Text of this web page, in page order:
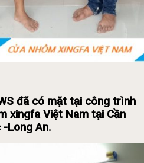
đã có mặt tại công trình
xingfa Việt Nam tại Cần
-Long An.